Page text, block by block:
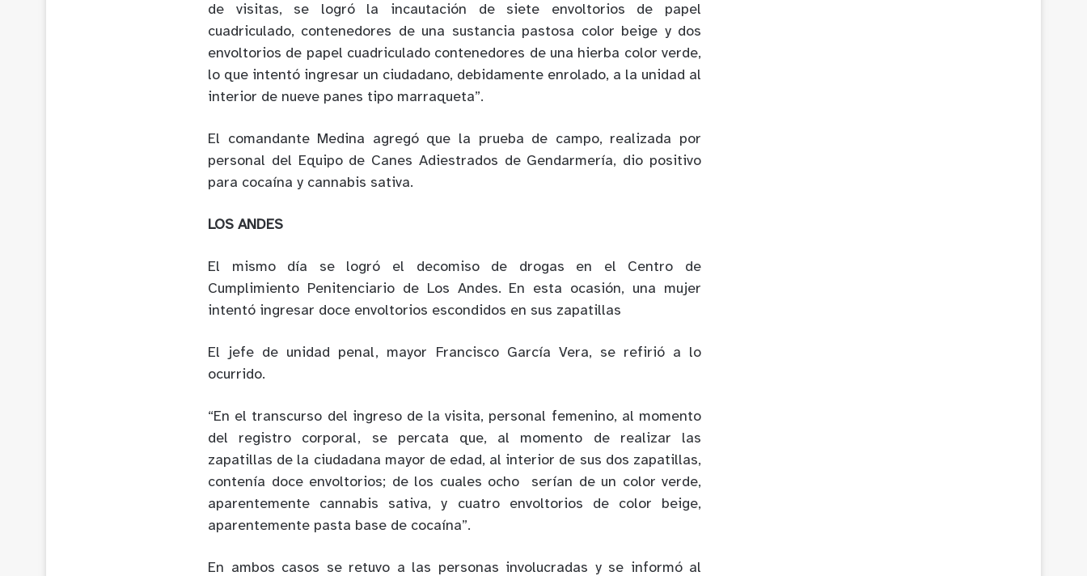
de visitas, se logró la incautación de siete envoltorios de papel
cuadriculado, contenedores de una sustancia pastosa color beige y dos
envoltorios de papel cuadriculado contenedores de una hierba color verde,
lo que intentó ingresar un ciudadano, debidamente enrolado, a la unidad al
interior de nueve panes tipo marraqueta”.
El comandante Medina agregó que la prueba de campo, realizada por
personal del Equipo de Canes Adiestrados de Gendarmería, dio positivo
para cocaína y cannabis sativa.
LOS ANDES
El mismo día se logró el decomiso de drogas en el Centro de
Cumplimiento Penitenciario de Los Andes. En esta ocasión, una mujer
intentó ingresar doce envoltorios escondidos en sus zapatillas
El jefe de unidad penal, mayor Francisco García Vera, se refirió a lo
ocurrido.
“En el transcurso del ingreso de la visita, personal femenino, al momento
del registro corporal, se percata que, al momento de realizar las
zapatillas de la ciudadana mayor de edad, al interior de sus dos zapatillas,
contenía doce envoltorios; de los cuales ocho serían de un color verde,
aparentemente cannabis sativa, y cuatro envoltorios de color beige,
aparentemente pasta base de cocaína”.
En ambos casos se retuvo a las personas involucradas y se informó al